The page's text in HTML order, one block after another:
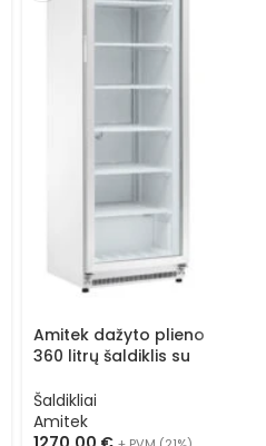
Amitek dažyto plieno
360 litrų šaldiklis su
Šaldikliai
Amitek